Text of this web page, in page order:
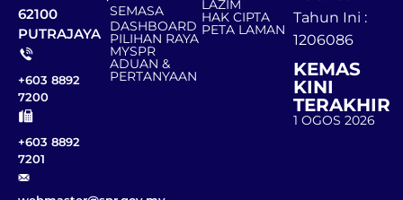
62100
PUTRAJAYA
+603 8892
7200
+603 8892
7201
SEMASA
DASHBOARD
PILIHAN RAYA
MYSPR
ADUAN &
PERTANYAAN
LAZIM
HAK CIPTA
PETA LAMAN
Tahun Ini :
1206086
KEMAS
KINI
TERAKHIR
1 OGOS 2026